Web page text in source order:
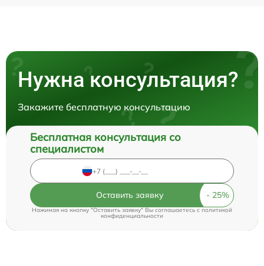
Нужна консультация?
Закажите бесплатную консультацию
Бесплатная консультация со
специалистом
Оставить заявку
Нажимая на кнопку "Оставить заявку" Вы соглашаетесь cполитикой
конфиденциальности